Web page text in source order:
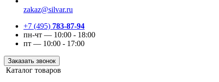
zakaz@silvar.ru
+7 (495) 783-87-94
пн-чт — 10:00 - 18:00
пт — 10:00 - 17:00
Заказать звонок
Каталог товаров